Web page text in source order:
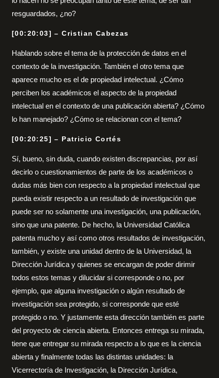
resguardados, ¿no?
[00:20:03] – Cristian Cabezas
Hablando sobre el tema de la protección de datos en el
contexto de la investigación. También el otro tema que
aparece mucho es el de propiedad intelectual. ¿Cómo
perciben los académicos el aspecto de la propiedad
intelectual en el contexto de una publicación abierta? ¿Cómo
lo han manejado? ¿Cómo se relacionan con el tema?
[00:20:25] – Patricio Cortés
Sí, bueno, sin duda, cuando existen discrepancias, por así
decirlo o cuestionamientos de parte de los académicos o
dudas más bien con respecto a la propiedad intelectual que
pueda existir respecto a un resultado de investigación que
puede ser no solamente una investigación, una publicación,
sino que una patente. De hecho, la Universidad Católica
patenta mucho y así como otros resultados de investigación,
también, y existe una unidad dentro de la Universidad, la
Dirección Jurídica y quienes se encargan de poder dirimir
todos estos temas y dilucidar si corresponde o no, por
ejemplo, que alguna investigación o algún resultado de
investigación sea protegido, si corresponde que esté
protegido o no. Y justamente esta dirección también es parte
del proyecto de ciencia abierta. Entonces entrega su mirada,
tiene que entregar su mirada respecto a lo que es la ciencia
abierta y finalmente todas las distintas unidades: la
Vicerrectoría de Investigación, la Dirección Jurídica,